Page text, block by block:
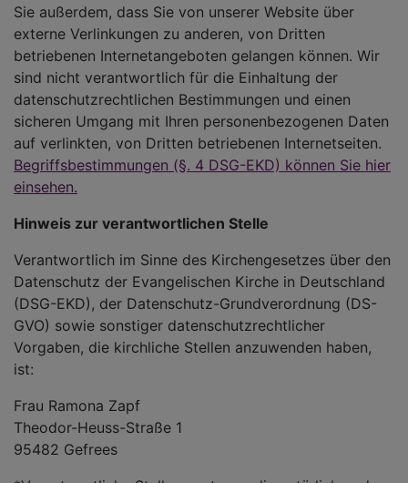
Sie außerdem, dass Sie von unserer Website über
externe Verlinkungen zu anderen, von Dritten
betriebenen Internetangeboten gelangen können. Wir
sind nicht verantwortlich für die Einhaltung der
datenschutzrechtlichen Bestimmungen und einen
sicheren Umgang mit Ihren personenbezogenen Daten
auf verlinkten, von Dritten betriebenen Internetseiten.
Begriffsbestimmungen (§. 4 DSG-EKD) können Sie hier
einsehen.
Hinweis zur verantwortlichen Stelle
Verantwortlich im Sinne des Kirchengesetzes über den
Datenschutz der Evangelischen Kirche in Deutschland
(DSG-EKD), der Datenschutz-Grundverordnung (DS-
GVO) sowie sonstiger datenschutzrechtlicher
Vorgaben, die kirchliche Stellen anzuwenden haben,
ist:
Frau Ramona Zapf
Theodor-Heuss-Straße 1
95482 Gefrees